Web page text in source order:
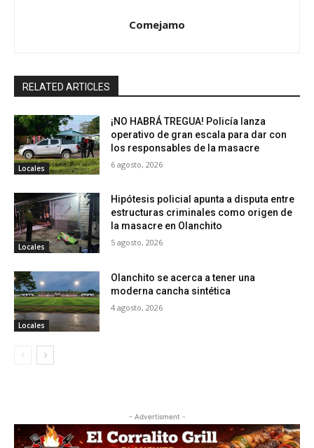
Comejamo
RELATED ARTICLES
Locales
¡NO HABRÁ TREGUA! Policía lanza
operativo de gran escala para dar con
los responsables de la masacre
6 agosto, 2026
Locales
Hipótesis policial apunta a disputa entre
estructuras criminales como origen de
la masacre en Olanchito
5 agosto, 2026
Locales
Olanchito se acerca a tener una
moderna cancha sintética
4 agosto, 2026
- Advertisment -